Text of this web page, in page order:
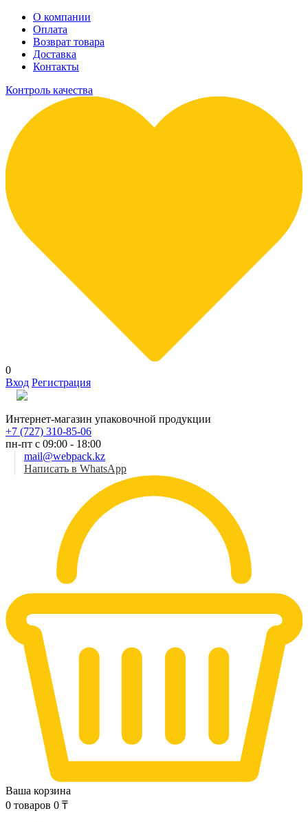
О компании
Оплата
Возврат товара
Доставка
Контакты
Контроль качества
0
Вход Регистрация
Интернет-магазин упаковочной продукции
+7 (727) 310-85-06
пн-пт с 09:00 - 18:00
mail@webpack.kz
Написать в WhatsApp
Ваша корзина
0 товаров 0 ₸